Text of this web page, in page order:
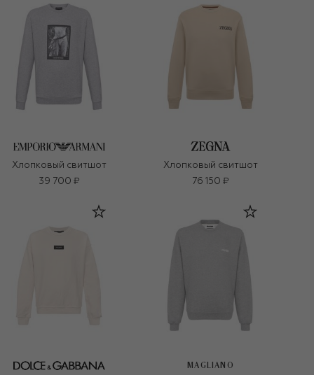
Хлопковый свитшот
39 700 ₽
Хлопковый свитшот
76 150 ₽
MAGLIANO